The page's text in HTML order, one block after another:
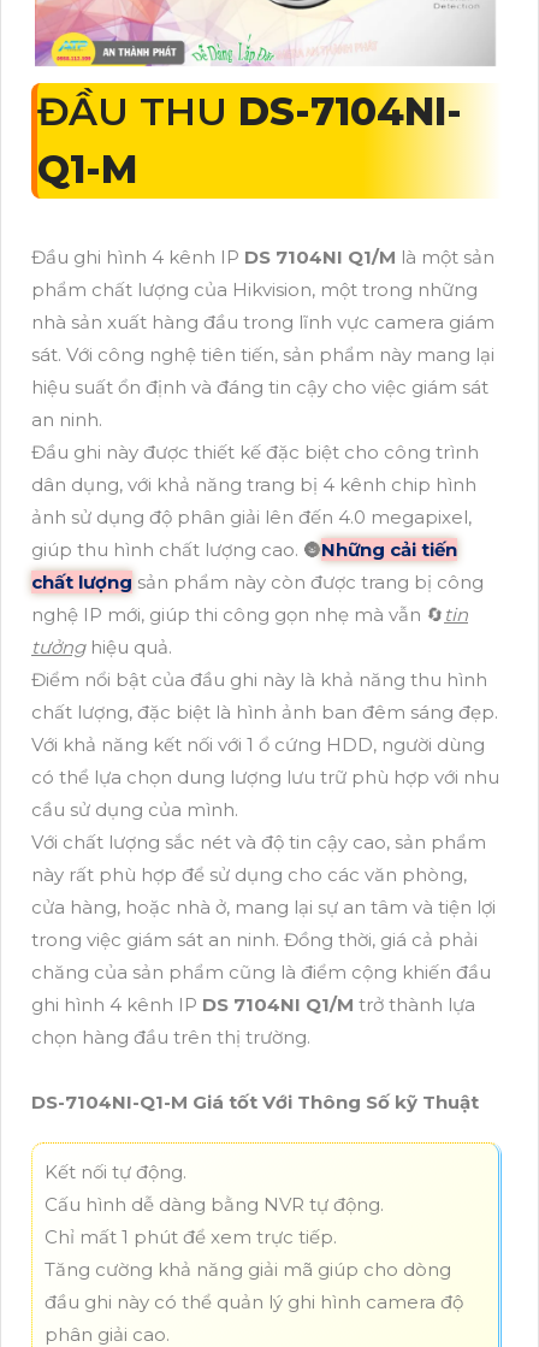
ĐẦU THU DS-7104NI-
Q1-M
Đầu ghi hình 4 kênh IP DS 7104NI Q1/M là một sản
phẩm chất lượng của Hikvision, một trong những
nhà sản xuất hàng đầu trong lĩnh vực camera giám
sát. Với công nghệ tiên tiến, sản phẩm này mang lại
hiệu suất ổn định và đáng tin cậy cho việc giám sát
an ninh.
Đầu ghi này được thiết kế đặc biệt cho công trình
dân dụng, với khả năng trang bị 4 kênh chip hình
ảnh sử dụng độ phân giải lên đến 4.0 megapixel,
giúp thu hình chất lượng cao. 🌚Những cải tiến
chất lượng sản phẩm này còn được trang bị công
nghệ IP mới, giúp thi công gọn nhẹ mà vẫn 🔄 tin
tưởnghiệu quả.
Điểm nổi bật của đầu ghi này là khả năng thu hình
chất lượng, đặc biệt là hình ảnh ban đêm sáng đẹp.
Với khả năng kết nối với 1 ổ cứng HDD, người dùng
có thể lựa chọn dung lượng lưu trữ phù hợp với nhu
cầu sử dụng của mình.
Với chất lượng sắc nét và độ tin cậy cao, sản phẩm
này rất phù hợp để sử dụng cho các văn phòng,
cửa hàng, hoặc nhà ở, mang lại sự an tâm và tiện lợi
trong việc giám sát an ninh. Đồng thời, giá cả phải
chăng của sản phẩm cũng là điểm cộng khiến đầu
ghi hình 4 kênh IP DS 7104NI Q1/M trở thành lựa
chọn hàng đầu trên thị trường.
DS-7104NI-Q1-M Giá tốt Với Thông Số kỹ Thuật
Kết nối tự động.
Cấu hình dễ dàng bằng NVR tự động.
Chỉ mất 1 phút để xem trực tiếp.
Tăng cường khả năng giải mã giúp cho dòng
đầu ghi này có thể quản lý ghi hình camera độ
phân giải cao.